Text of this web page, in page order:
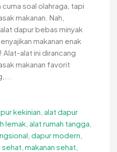
soal olahraga, tapi
makanan. Nah,
dapur bebas minyak
makanan enak
Alat-alat ini dirancang
makanan favorit
kekinian alat dapur
lemak alat rumah tangga
dapur modern
sehat makanan sehat